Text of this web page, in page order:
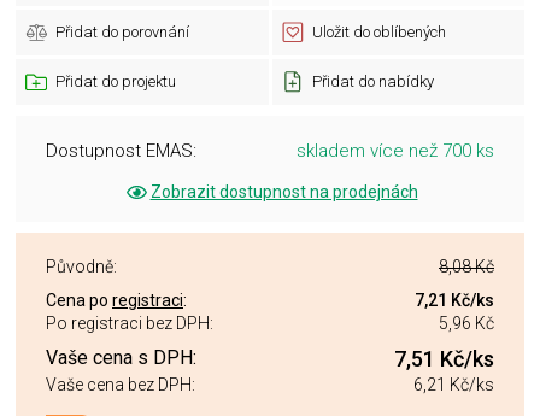
Přidat do porovnání Uložit do oblíbených
Přidat do projektu Přidat do nabídky
Dostupnost EMAS: skladem více než 700 ks
Zobrazit dostupnost na prodejnách
Původně:
8,08 Kč
Cena po registraci: 7,21 Kč/ks
Po registraci bez DPH:
5,96 Kč
Vaše cena s DPH: 7,51 Kč/ks
Vaše cena bez DPH: 6,21 Kč/ks